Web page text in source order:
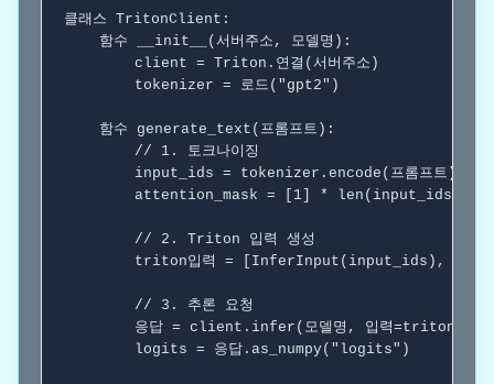
클래스 TritonClient:
함수 __init__(서버주소, 모델명):
        client = Triton.연결(서버주소)
        tokenizer = 로드("gpt2")
함수 generate_text(프롬프트):
// 1. 토크나이징
        input_ids = tokenizer.encode(프롬프트)
        attention_mask = [1] * len(input_ids)
// 2. Triton 입력 생성
triton입력 = [InferInput(input_ids),
// 3. 추론 요청
        응답 = client.infer(모델명, 입력=triton입력)
        logits = 응답.as_numpy("logits")